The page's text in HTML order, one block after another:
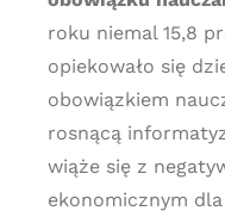
roku niemal 15,8
opiekowało się
obowiązkiem
rosnącą
wiąże się z
ekonomicznym